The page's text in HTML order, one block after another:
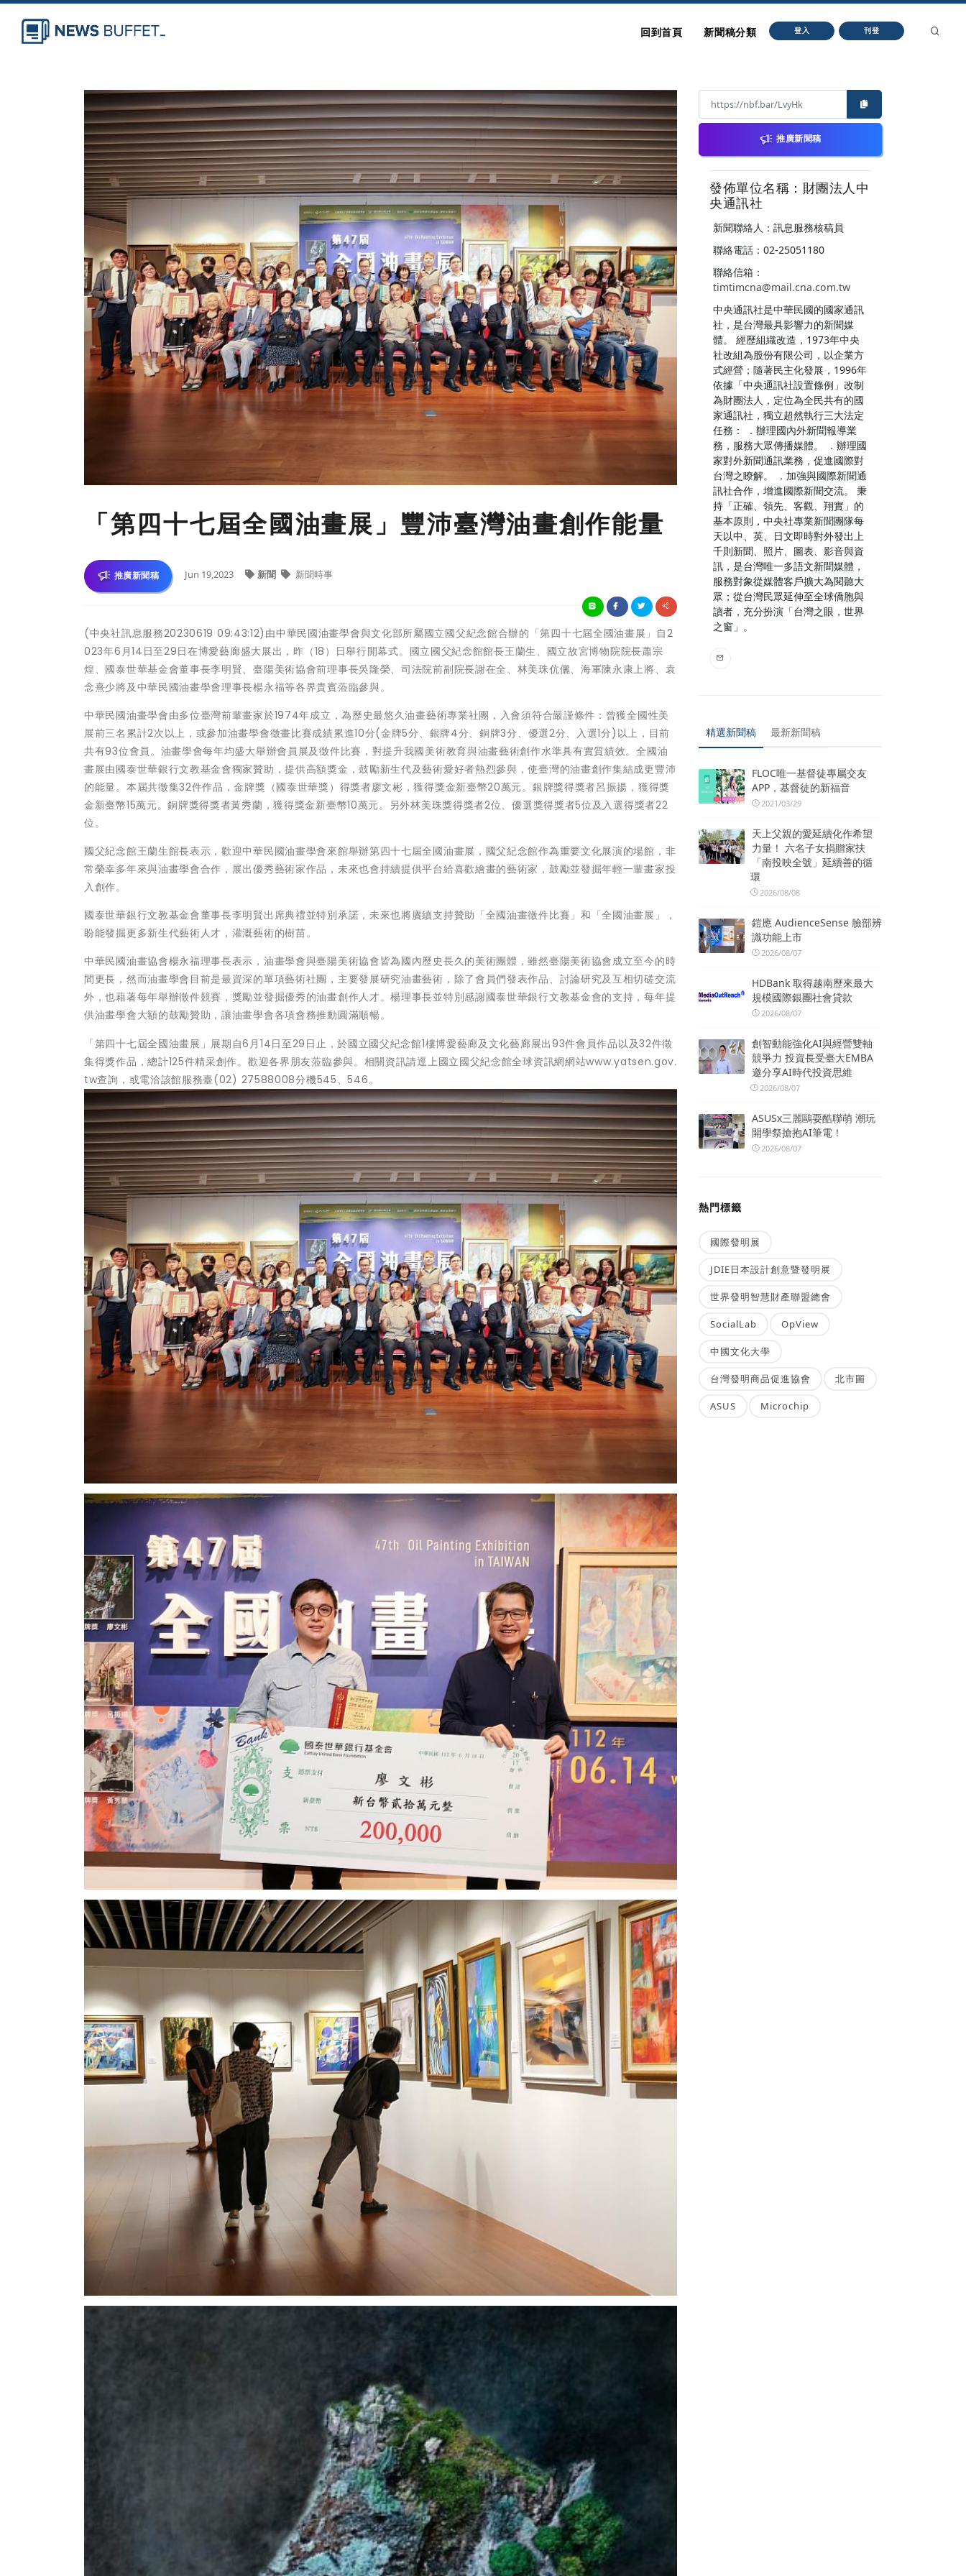
回到首頁 新聞稿分類 登入 刊登
「第四十七屆全國油畫展」豐沛臺灣油畫創作能量
推廣新聞稿 Jun 19,2023 新聞 新聞時事
(中央社訊息服務20230619 09:43:12)由中華民國油畫學會與文化部所屬國立國父紀念館合辦的「第四十七屆全國油畫展」自2
023年6月14日至29日在博愛藝廊盛大展出，昨（18）日舉行開幕式。國立國父紀念館館長王蘭生、國立故宮博物院院長蕭宗
煌、國泰世華基金會董事長李明賢、臺陽美術協會前理事長吳隆榮、司法院前副院長謝在全、林美珠伉儷、海軍陳永康上將、袁
念熹少將及中華民國油畫學會理事長楊永福等各界貴賓蒞臨參與。
中華民國油畫學會由多位臺灣前輩畫家於1974年成立，為歷史最悠久油畫藝術專業社團，入會須符合嚴謹條件：曾獲全國性美
展前三名累計2次以上，或參加油畫學會徵畫比賽成績累進10分(金牌5分、銀牌4分、銅牌3分、優選2分、入選1分)以上，目前
共有93位會員。油畫學會每年均盛大舉辦會員展及徵件比賽，對提升我國美術教育與油畫藝術創作水準具有實質績效。全國油
畫展由國泰世華銀行文教基金會獨家贊助，提供高額獎金，鼓勵新生代及藝術愛好者熱烈參與，使臺灣的油畫創作集結成更豐沛
的能量。本屆共徵集32件作品，金牌獎（國泰世華獎）得獎者廖文彬，獲得獎金新臺幣20萬元。銀牌獎得獎者呂振揚，獲得獎
金新臺幣15萬元。銅牌獎得獎者黃秀蘭，獲得獎金新臺幣10萬元。另外林美珠獎得獎者2位、優選獎得獎者5位及入選得獎者22
位。
國父紀念館王蘭生館長表示，歡迎中華民國油畫學會來館舉辦第四十七屆全國油畫展，國父紀念館作為重要文化展演的場館，非
常榮幸多年來與油畫學會合作，展出優秀藝術家作品，未來也會持續提供平台給喜歡繪畫的藝術家，鼓勵並發掘年輕一輩畫家投
入創作。
國泰世華銀行文教基金會董事長李明賢出席典禮並特別承諾，未來也將賡續支持贊助「全國油畫徵件比賽」和「全國油畫展」，
盼能發掘更多新生代藝術人才，灌溉藝術的樹苗。
中華民國油畫協會楊永福理事長表示，油畫學會與臺陽美術協會皆為國內歷史長久的美術團體，雖然臺陽美術協會成立至今的時
間更長，然而油畫學會目前是最資深的單項藝術社團，主要發展研究油畫藝術，除了會員們發表作品、討論研究及互相切磋交流
外，也藉著每年舉辦徵件競賽，獎勵並發掘優秀的油畫創作人才。楊理事長並特別感謝國泰世華銀行文教基金會的支持，每年提
供油畫學會大額的鼓勵贊助，讓油畫學會各項會務推動圓滿順暢。
「第四十七屆全國油畫展」展期自6月14日至29日止，於國立國父紀念館1樓博愛藝廊及文化藝廊展出93件會員作品以及32件徵
集得獎作品，總計125件精采創作。歡迎各界朋友蒞臨參與。相關資訊請逕上國立國父紀念館全球資訊網網站www.yatsen.gov.
tw查詢，或電洽該館服務臺(02) 27588008分機545、546。
推廣新聞稿
發佈單位名稱：財團法人中
央通訊社
新聞聯絡人：訊息服務核稿員
聯絡電話：02-25051180
聯絡信箱：
timtimcna@mail.cna.com.tw
中央通訊社是中華民國的國家通訊
社，是台灣最具影響力的新聞媒
體。 經歷組織改造，1973年中央
社改組為股份有限公司，以企業方
式經營；隨著民主化發展，1996年
依據「中央通訊社設置條例」改制
為財團法人，定位為全民共有的國
家通訊社，獨立超然執行三大法定
任務： ．辦理國內外新聞報導業
務，服務大眾傳播媒體。 ．辦理國
家對外新聞通訊業務，促進國際對
台灣之瞭解。 ．加強與國際新聞通
訊社合作，增進國際新聞交流。 秉
持「正確、領先、客觀、翔實」的
基本原則，中央社專業新聞團隊每
天以中、英、日文即時對外發出上
千則新聞、照片、圖表、影音與資
訊，是台灣唯一多語文新聞媒體，
服務對象從媒體客戶擴大為閱聽大
眾；從台灣民眾延伸至全球僑胞與
讀者，充分扮演「台灣之眼，世界
之窗」。
精選新聞稿 最新新聞稿
FLOC唯一基督徒專屬交友
APP，基督徒的新福音
2021/03/29
天上父親的愛延續化作希望
力量！ 六名子女捐贈家扶
「南投映全號」延續善的循
環
2026/08/08
鎧應 AudienceSense 臉部辨
識功能上市
2026/08/07
HDBank 取得越南歷來最大
規模國際銀團社會貸款
2026/08/07
創智動能強化AI與經營雙軸
競爭力 投資長受臺大EMBA
邀分享AI時代投資思維
2026/08/07
ASUSx三麗鷗耍酷聯萌 潮玩
開學祭搶抱AI筆電！
2026/08/07
熱門標籤
國際發明展
JDIE日本設計創意暨發明展
世界發明智慧財產聯盟總會
SocialLab OpView
中國文化大學
台灣發明商品促進協會 北市圖
ASUS Microchip